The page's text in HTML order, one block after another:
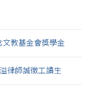
文教基金會獎學金
律師誠徵工讀生